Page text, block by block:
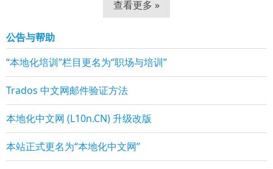
查看更多 »
公告与帮助
“本地化培训”栏目更名为“职场与培训”
Trados 中文网邮件验证方法
本地化中文网 (L10n.CN) 升级改版
本站正式更名为“本地化中文网”